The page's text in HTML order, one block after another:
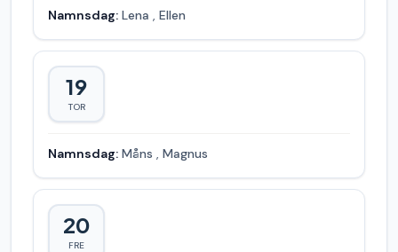
Namnsdag: Lena , Ellen
19
TOR
Namnsdag: Måns , Magnus
20
FRE